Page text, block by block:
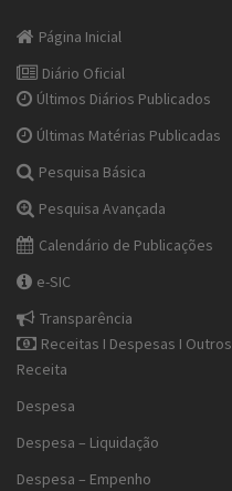
Página Inicial
Diário Oficial
Últimos Diários Publicados
Últimas Matérias Publicadas
Pesquisa Básica
Pesquisa Avançada
Calendário de Publicações
e-SIC
Transparência
Receitas I Despesas I Outros
Receita
Despesa
Despesa – Liquidação
Despesa – Empenho